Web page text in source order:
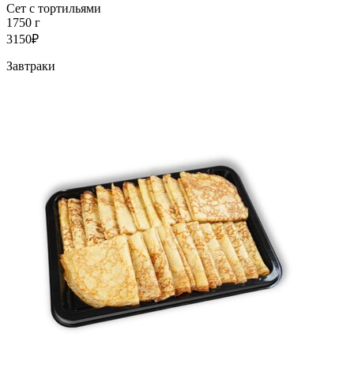
Сет с тортильями
1750 г
3150₽
Завтраки